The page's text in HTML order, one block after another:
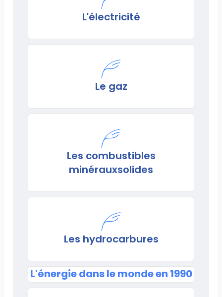
L'électricité
Le gaz
Les combustibles
minérauxsolides
Les hydrocarbures
L'énergie dans le monde en 1990